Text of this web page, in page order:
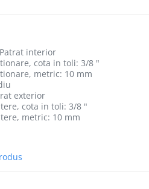
interior
cota in toli: 3/8 "
metric: 10 mm
exterior
cota in toli: 3/8 "
metric: 10 mm